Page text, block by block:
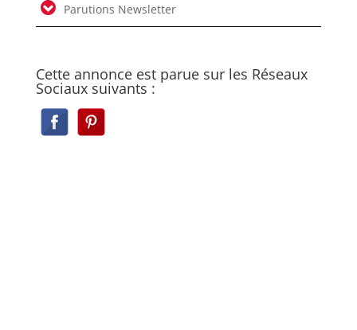
Parutions Newsletter
Cette annonce est parue sur les Réseaux
Sociaux suivants :